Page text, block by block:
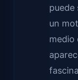
puede
un
medio